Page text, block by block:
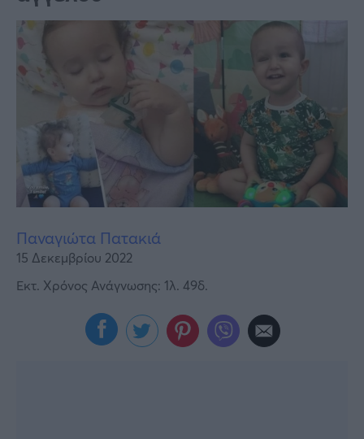
ΕΣΠΑ
Lifestyle
Αθλητικά
Υγεία
Γυναίκα
Καιρός
Παναγιώτα Πατακιά
15 Δεκεμβρίου 2022
Εκτ. Χρόνος Ανάγνωσης: 1λ. 49δ.